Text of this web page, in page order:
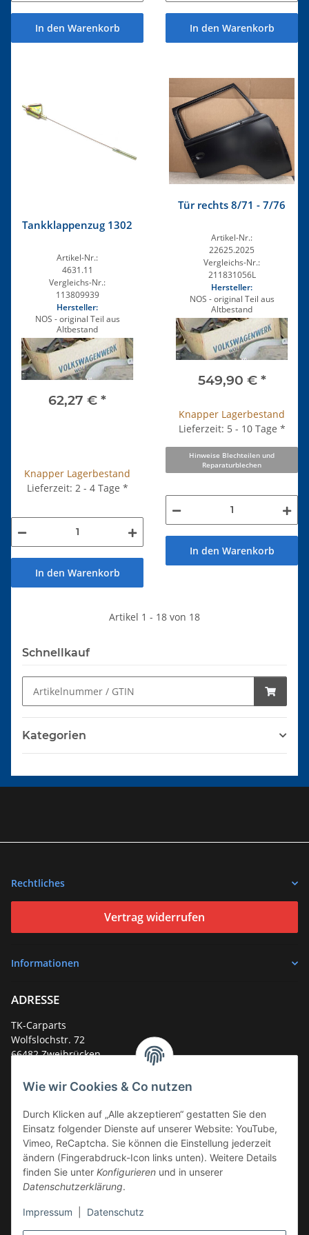
Wie wir Cookies & Co nutzen
Durch Klicken auf „Alle akzeptieren“ gestatten Sie den
Einsatz folgender Dienste auf unserer Website: YouTube,
Vimeo, ReCaptcha. Sie können die Einstellung jederzeit
ändern (Fingerabdruck-Icon links unten). Weitere Details
finden Sie unter Konfigurieren und in unserer
Datenschutzerklärung.
Impressum Datenschutz
In den Warenkorb In den Warenkorb
Tankklappenzug 1302
Artikel-Nr.:
4631.11
Vergleichs-Nr.:
113809939
Hersteller:
NOS - original Teil aus
Altbestand
62,27 € *
Knapper Lagerbestand
Lieferzeit: 2 - 4 Tage *
In den Warenkorb
Tür rechts 8/71 - 7/76
Artikel-Nr.:
22625.2025
Vergleichs-Nr.:
211831056L
Hersteller:
NOS - original Teil aus
Altbestand
549,90 € *
Knapper Lagerbestand
Lieferzeit: 5 - 10 Tage *
Hinweise Blechteilen und
Reparaturblechen
In den Warenkorb
Artikel 1 - 18 von 18
Schnellkauf
Kategorien
Rechtliches
Vertrag widerrufen
Informationen
ADRESSE
TK-Carparts
Wolfslochstr. 72
66482 Zweibrücken
Service-Hotline +49 (0)6332 - 48 58 48
E-Mail:mail@tk-carparts.de
Montag-Donnerstag von 13 bis 16 Uhr